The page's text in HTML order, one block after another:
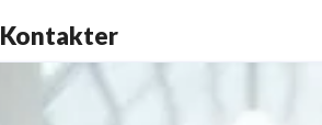
Kontakter